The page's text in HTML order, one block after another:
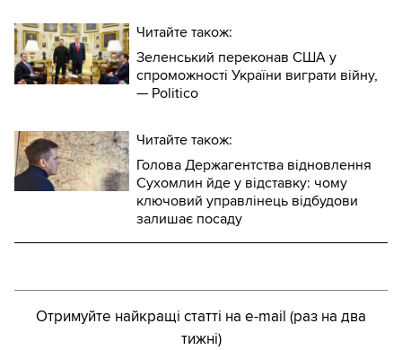
Читайте також:
Зеленський переконав США у
спроможності України виграти війну,
— Politico
Читайте також:
Голова Держагентства відновлення
Сухомлин йде у відставку: чому
ключовий управлінець відбудови
залишає посаду
Отримуйте найкращі статті на e-mail (раз на два
тижні)